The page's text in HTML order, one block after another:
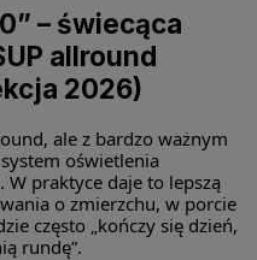
– świecąca
allround
2026)
ale z bardzo ważnym
oświetlenia
praktyce daje to lepszą
o zmierzchu, w porcie
często „kończy się dzień,
rundę”.